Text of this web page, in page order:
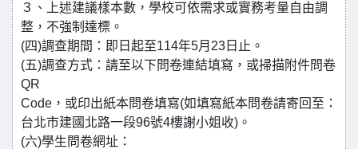
３、上述建議樣本數，學校可依需求或實務考量自由調
整，不強制達標。
(四)調查期間：即日起至114年5月23日止。
(五)調查方式：請至以下問卷連結填寫，或掃描附件問卷
QR
Code，或印出紙本問卷填寫(如填寫紙本問卷請寄回至：
台北市建國北路一段96號4樓謝小姐收)。
(六)學生問卷網址：